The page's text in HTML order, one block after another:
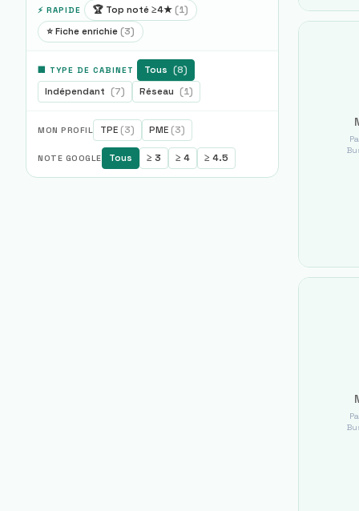
⚡ RAPIDE 🏆 Top noté ≥4★ (1)
⭐ Fiche enrichie (3)
🏢 TYPE DE CABINET Tous (8)
Indépendant (7) Réseau (1)
MON PROFIL TPE (3) PME (3)
NOTE GOOGLE Tous ≥ 3 ≥ 4 ≥ 4.5